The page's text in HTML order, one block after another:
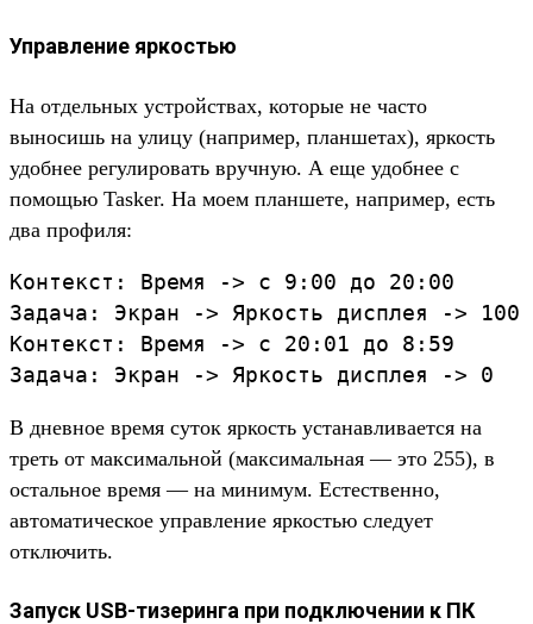
Управление яркостью
На отдельных устройствах, которые не часто
выносишь на улицу (например, планшетах), яркость
удобнее регулировать вручную. А еще удобнее с
помощью Tasker. На моем планшете, например, есть
два профиля:
Контекст: Время -> с 9:00 до 20:00
Задача: Экран -> Яркость дисплея -> 100
Контекст: Время -> с 20:01 до 8:59
В дневное время суток яркость устанавливается на
треть от максимальной (максимальная — это 255), в
остальное время — на минимум. Естественно,
автоматическое управление яркостью следует
отключить.
Запуск USB-тизеринга при подключении к ПК